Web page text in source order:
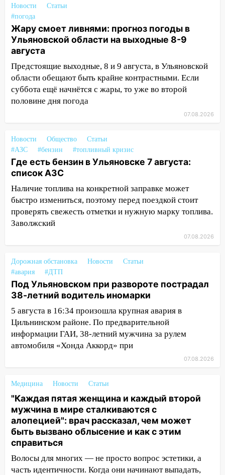
за абонементы закрывшегося фитнес-
клуба «Рекорд-Fitness»
15:34
После вмешательства
прокуратуры в селах Ульяновской
области привели в порядок детские
площадки
15:27 Прокуратура проверяет
капремонт школы в селе Кивать
В Кузоватово после прокурорской
пешеходных переходах
14:40
На проспекте Гая в Ульяновске
запретили остановку автомобилей на
50-метровом участке
14:22 В Новом городе 8 августа пройдет
большой фестиваль «Наше время» с
мотофристайлом и концертом
«Мураками»
погоды в Ульяновской области на
выходные 8-9 августа
13:30 В Ульяновске транспортные
полицейские проведут акцию «Час
пассажира»
13:20
В Ульяновске за один день
обокрали женщину на пляже и
подростка в сквере
выбросил из машины страйкбольную
гранату: его задержали
12:34 На Ульяновскую область
надвигается сильнейшая непогода: град
и шквал до 27 м/с
12:31
из Европы и потерял 760 тысяч рублей
Новости
Статьи
#погода
Жару смоет ливнями: прогноз погоды в
Ульяновской области на выходные 8-9
августа
Предстоящие выходные, 8 и 9 августа, в Ульяновской
области обещают быть крайне контрастными. Если
суббота ещё начнётся с жары, то уже во второй
половине дня погода
07.08.2026
Новости Общество
Статьи
#АЗС
#бензин #топливный кризис
Где есть бензин в Ульяновске 7 августа:
список АЗС
Наличие топлива на конкретной заправке может
быстро измениться, поэтому перед поездкой стоит
проверять свежесть отметки и нужную марку топлива.
Заволжский
07.08.2026
Дорожная обстановка Новости
Статьи
#авария
#ДТП
Под Ульяновском при развороте пострадал
38-летний водитель иномарки
5 августа в 16:34 произошла крупная авария в
Цильнинском районе. По предварительной
информации ГАИ, 38-летний мужчина за рулем
автомобиля «Хонда Аккорд» при
07.08.2026
Медицина Новости Статьи
"Каждая пятая женщина и каждый второй
мужчина в мире сталкиваются с
алопецией": врач рассказал, чем может
быть вызвано облысение и как с этим
справиться
Волосы для многих — не просто вопрос эстетики, а
часть идентичности. Когда они начинают выпадать,